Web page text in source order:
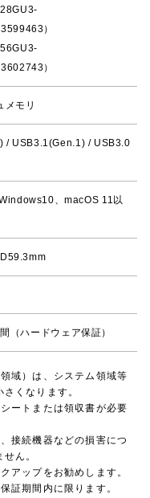
）
）
メモリ
/ USB3.1(Gen.1) / USB3.0
、macOS 11以
（ハードウェア保証）
域）は、システム領域等
くなります。
ートまたは領収書が必要
接続機器などの損害につ
ん。
アップをお勧めします。
証期間内に限ります。